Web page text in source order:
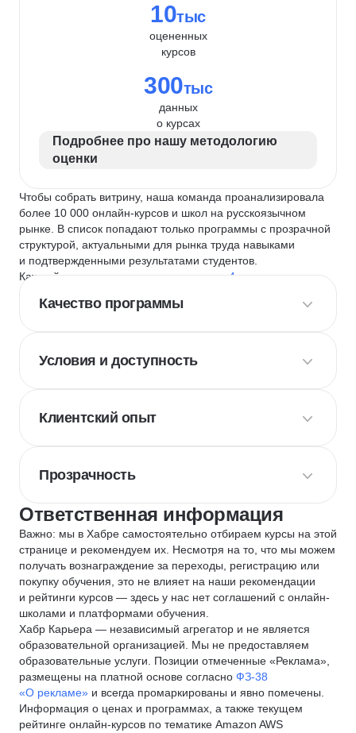
10тыс
оцененных
курсов
300тыс
данных
о курсах
Подробнее про нашу методологию
оценки
Чтобы собрать витрину, наша команда проанализировала
более 10 000 онлайн-курсов и школ на русскоязычном
рынке. В список попадают только программы с прозрачной
структурой, актуальными для рынка труда навыками
и подтвержденными результатами студентов.
Каждый курс и школу мы оцениваем по
4 критериям
Качество программы
Условия и доступность
Клиентский опыт
Прозрачность
Ответственная информация
Важно: мы в Хабре самостоятельно отбираем курсы на этой
странице и рекомендуем их. Несмотря на то, что мы можем
получать вознаграждение за переходы, регистрацию или
покупку обучения, это не влияет на наши рекомендации
и рейтинги курсов — здесь у нас нет соглашений с онлайн-
школами и платформами обучения.
Хабр Карьера — независимый агрегатор и не является
образовательной организацией. Мы не предоставляем
образовательные услуги. Позиции отмеченные «Реклама»,
размещены на платной основе согласно ФЗ-38
«О рекламе» и всегда промаркированы и явно помечены.
Информация о ценах и программах, а также текущем
рейтинге онлайн-курсов по тематике Amazon AWS